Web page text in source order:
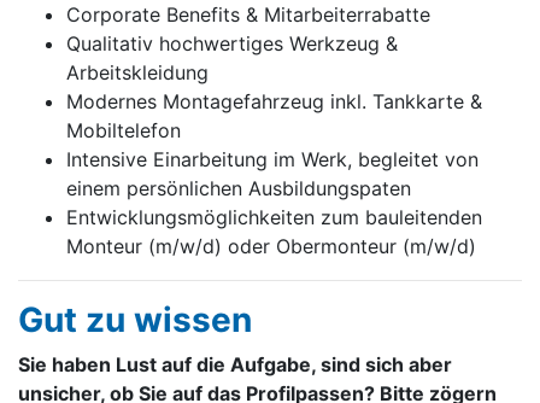
Corporate Benefits & Mitarbeiterrabatte
Qualitativ hochwertiges Werkzeug &
Arbeitskleidung
Modernes Montagefahrzeug inkl. Tankkarte &
Mobiltelefon
Intensive Einarbeitung im Werk, begleitet von
einem persönlichen Ausbildungspaten
Entwicklungsmöglichkeiten zum bauleitenden
Monteur (m/w/d) oder Obermonteur (m/w/d)
Gut zu wissen
Sie haben Lust auf die Aufgabe, sind sich aber
unsicher, ob Sie auf das Profilpassen? Bitte zögern